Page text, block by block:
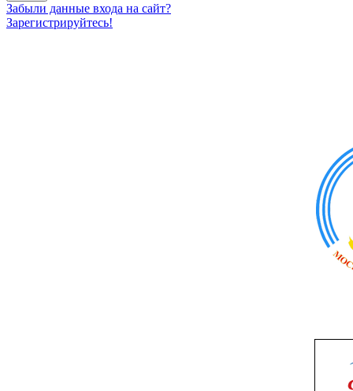
Забыли данные входа на сайт?
Зарегистрируйтесь!